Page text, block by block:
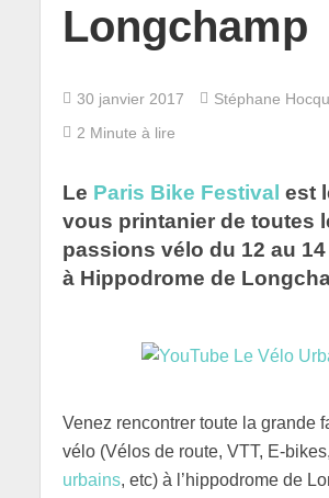
Longchamp
30 janvier 2017
Stéphane
2 Minute à lire
Le Paris Bike Festival est
vous printanier de toutes
passions vélo du 12 au 14
à Hippodrome de
Venez rencontrer toute la grande
vélo (Vélos de route, VTT, E-bikes,
urbains, etc) à l’hippodrome de